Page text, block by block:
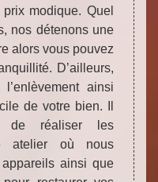
modique. Quel
nos détenons une
alors vous pouvez
D’ailleurs,
ainsi
de votre bien. Il
de réaliser les
atelier où nous
ainsi que